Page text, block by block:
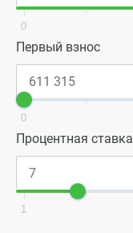
0
Первый взнос
0
Процентная ставка
1